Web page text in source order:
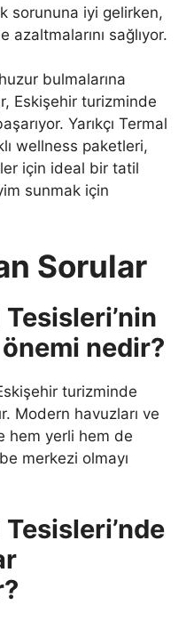
sorununa iyi gelirken,
sağlıyor.
bulmalarına
Eskişehir turizminde
Yarıkçı Termal
wellness paketleri,
için ideal bir tatil
sunmak için
Sorular
Tesisleri’nin
nedir?
turizminde
Modern havuzları ve
hem yerli hem de
merkezi olmayı
Tesisleri’nde